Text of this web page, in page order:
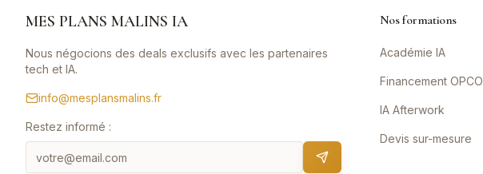
MES PLANS MALINS IA
Nous négocions des deals exclusifs avec les partenaires
tech et IA.
info@mesplansmalins.fr
Restez informé :
Nos formations
Académie IA
Financement OPCO
IA Afterwork
Devis sur-mesure